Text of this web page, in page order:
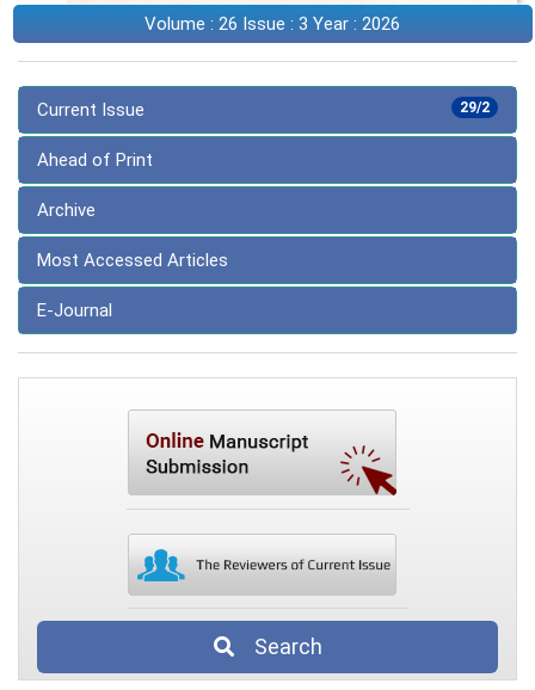
Volume : 26 Issue : 3 Year : 2026
29/2
Current Issue
Ahead of Print
Archive
Most Accessed Articles
E-Journal
Search